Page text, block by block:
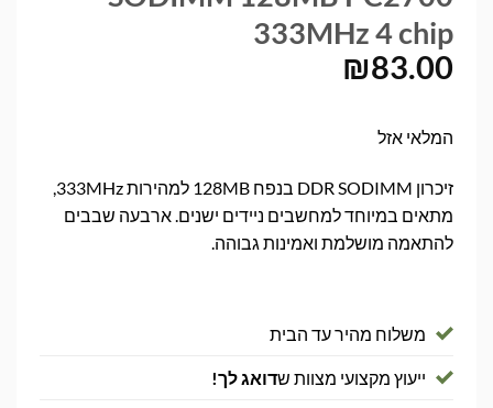
333MHz 4 chip
₪83.00
המלאי אזל
זיכרון DDR SODIMM בנפח 128MB למהירות 333MHz,
מתאים במיוחד למחשבים ניידים ישנים. ארבעה שבבים
להתאמה מושלמת ואמינות גבוהה.
משלוח מהיר עד הבית
ייעוץ מקצועי מצוות שדואג לך!